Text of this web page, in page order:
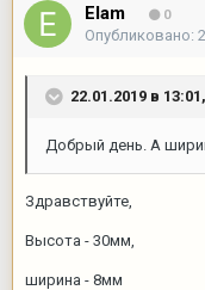
Elam 0
Опубликовано:
22.01.2019 в 13:01,
Добрый день. А
Здравствуйте,
Высота - 30мм,
ширина - 8мм